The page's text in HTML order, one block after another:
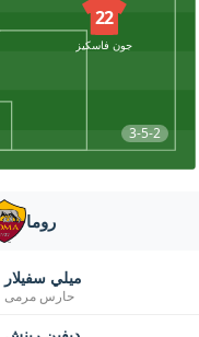
3-5-2
22
جون فاسكيز
روما
ميلي سفيلار
حارس مرمى